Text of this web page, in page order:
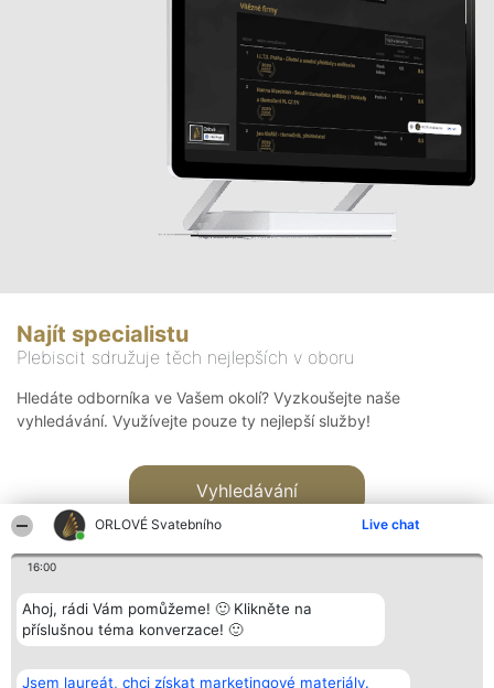
ORLOVÉ Svatebního Live chat
16:00
Ahoj, rádi Vám pomůžeme! 🙂 Klikněte na
příslušnou téma konverzace! 🙂
Jsem laureát, chci získat marketingové materiály.
Najít specialistu
Plebiscit sdružuje těch nejlepších v oboru
Hledáte odborníka ve Vašem okolí? Vyzkoušejte naše
vyhledávání. Využívejte pouze ty nejlepší služby!
Vyhledávání
Bright Side Solutions sp. z o.
o. sp. k.
Vítězové
Seznam všech
Kontakt